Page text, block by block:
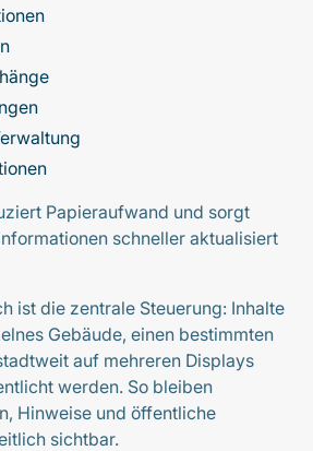
Papieraufwand und sorgt
schneller aktualisiert
ist die zentrale Steuerung: Inhalte
Gebäude, einen bestimmten
auf mehreren Displays
werden. So bleiben
Hinweise und öffentliche
sichtbar.